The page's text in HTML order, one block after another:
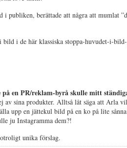
i publiken, berättade att några att
bild i de här klassiska stoppa-huvudet-i-
på en PR/reklam-byrå skulle mitt
av sina produkter. Alltså låt säga att Arla
upp en jättekul bild på en ko på lite
ju Instagramma dem?!
unika förslag.